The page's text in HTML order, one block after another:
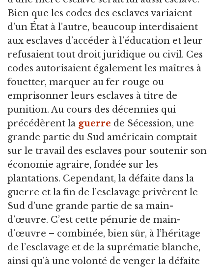
Bien que les codes des esclaves variaient
d’un État à l’autre, beaucoup interdisaient
aux esclaves d’accéder à l’éducation et leur
refusaient tout droit juridique ou civil. Ces
codes autorisaient également les maîtres à
fouetter, marquer au fer rouge ou
emprisonner leurs esclaves à titre de
punition. Au cours des décennies qui
précédèrent la guerre de Sécession, une
grande partie du Sud américain comptait
sur le travail des esclaves pour soutenir son
économie agraire, fondée sur les
plantations. Cependant, la défaite dans la
guerre et la fin de l’esclavage privèrent le
Sud d’une grande partie de sa main-
d’œuvre. C’est cette pénurie de main-
d’œuvre – combinée, bien sûr, à l’héritage
de l’esclavage et de la suprématie blanche,
ainsi qu’à une volonté de venger la défaite